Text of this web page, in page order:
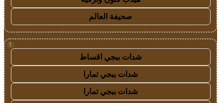
صحيفة العالم
!
شدات ببجي اقساط
شدات ببجي تمارا
شدات ببجي تمارا